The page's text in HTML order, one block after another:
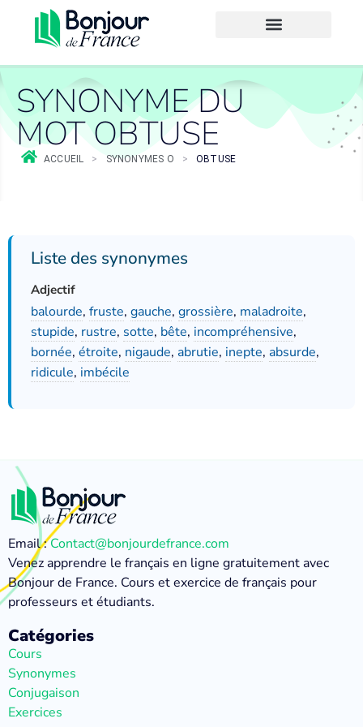
SYNONYME DU
MOT OBTUSE
ACCUEIL > SYNONYMES O > OBTUSE
Liste des synonymes
Adjectif
balourde, fruste, gauche, grossière, maladroite,
stupide, rustre, sotte, bête, incompréhensive,
bornée, étroite, nigaude, abrutie, inepte, absurde,
ridicule, imbécile
Email :Contact@bonjourdefrance.com
Venez apprendre le français en ligne gratuitement avec
Bonjour de France. Cours et exercice de français pour
professeurs et étudiants.
Catégories
Cours
Synonymes
Conjugaison
Exercices